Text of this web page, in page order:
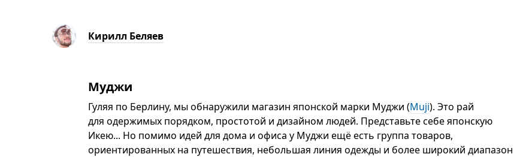
Кирилл Беляев
Муджи
Гуляя по Берлину, мы обнаружили магазин японской марки Муджи (Muji). Это рай
для одержимых порядком, простотой и дизайном людей. Представьте себе японскую
Икею... Но помимо идей для дома и офиса у Муджи ещё есть группа товаров,
ориентированных на путешествия, небольшая линия одежды и более широкий диапазон